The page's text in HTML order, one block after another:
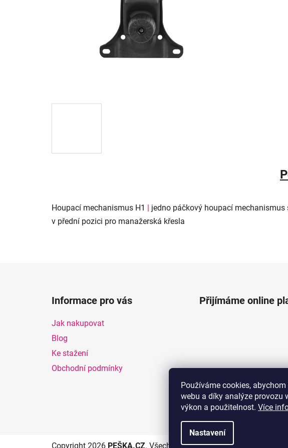
Používáme cookies,
webu a díky analýze provozu
výkon a použitelnost. Více
Nastavení
Houpací mechanismus H1
jedno páčkový houpací
v přední pozici pro manažerská křesla
Informace pro vás
Jak nakupovat
Blog
Ke stažení
Obchodní podmínky
Přijímáme online
Copyright 2026 PEŠKA.CZ. Všechna práva vyhrazena.